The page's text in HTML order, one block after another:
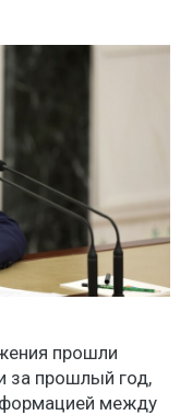
прошли
за прошлый год,
между